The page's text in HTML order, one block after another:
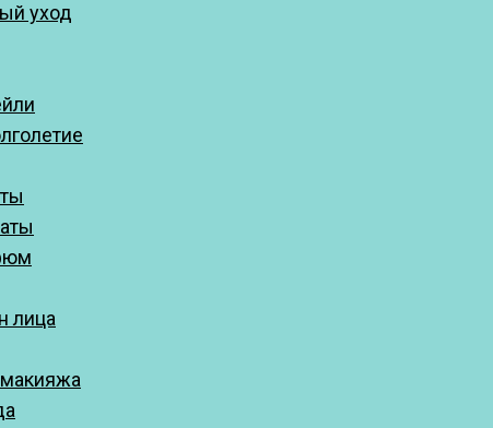
уход
лица